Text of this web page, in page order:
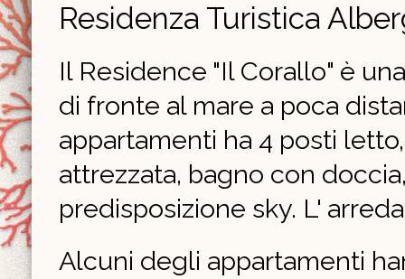
Residenza Turistica
Il Residence "Il Corallo" è
di fronte al mare a poca
appartamenti ha 4 posti
attrezzata, bagno con
predisposizione sky. L'
Alcuni degli appartamenti